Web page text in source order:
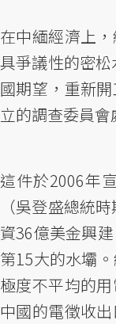
在中緬經濟上
具爭議性的密
國期望，重新
立的調查委員會
這件於2006年
（吳登盛總統
資36億美金興
第15大的水壩
極度不平均的
中國的電徵收